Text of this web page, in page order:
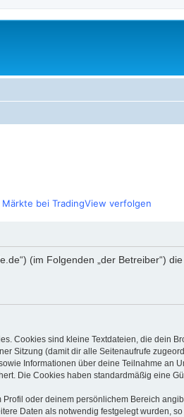
Märkte bei TradingView verfolgen
(im Folgenden „der Betreiber“)
Cookies sind kleine Textdateien, die dein
Sitzung (damit dir alle Seitenaufrufe
Informationen über deine Teilnahme an
Die Cookies haben standardmäßig eine
oder deinem persönlichem Bereich
Daten als notwendig festgelegt wurden,